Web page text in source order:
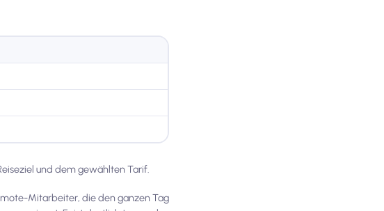
und dem gewählten Tarif.
Mitarbeiter, die den ganzen Tag